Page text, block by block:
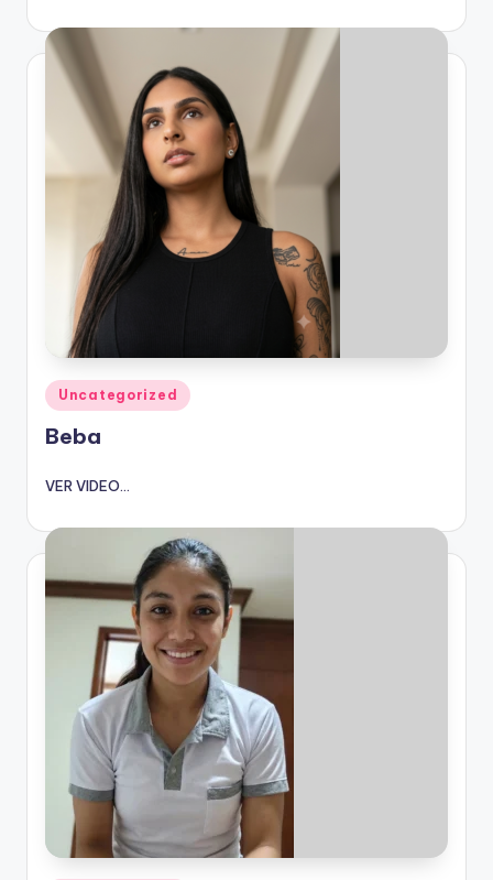
Publicado
en
Uncategorized
Beba
VER VIDEO...